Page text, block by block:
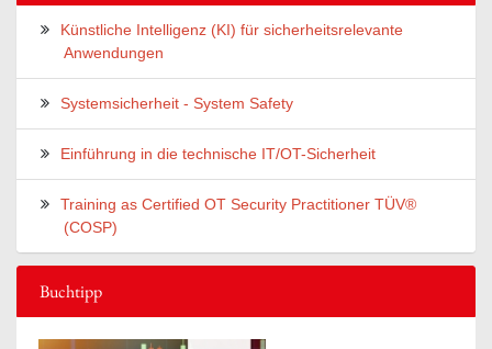
Künstliche Intelligenz (KI) für sicherheitsrelevante
Anwendungen
Systemsicherheit - System Safety
Einführung in die technische IT/OT-Sicherheit
Training as Certified OT Security Practitioner TÜV®
(COSP)
Buchtipp